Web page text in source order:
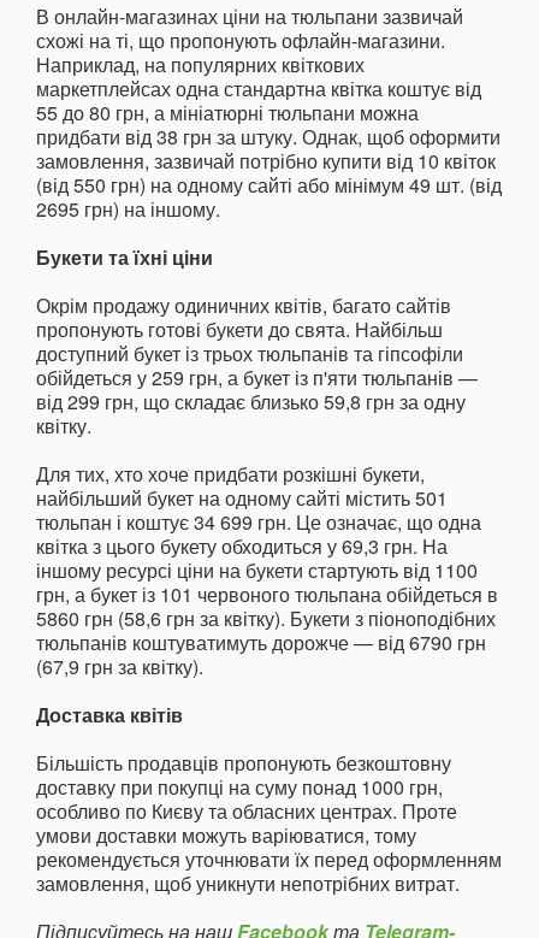
В онлайн-магазинах ціни на тюльпани зазвичай
схожі на ті, що пропонують офлайн-магазини.
Наприклад, на популярних квіткових
маркетплейсах одна стандартна квітка коштує від
55 до 80 грн, а мініатюрні тюльпани можна
придбати від 38 грн за штуку. Однак, щоб оформити
замовлення, зазвичай потрібно купити від 10 квіток
(від 550 грн) на одному сайті або мінімум 49 шт. (від
2695 грн) на іншому.
Букети та їхні ціни
Окрім продажу одиничних квітів, багато сайтів
пропонують готові букети до свята. Найбільш
доступний букет із трьох тюльпанів та гіпсофіли
обійдеться у 259 грн, а букет із п'яти тюльпанів —
від 299 грн, що складає близько 59,8 грн за одну
квітку.
Для тих, хто хоче придбати розкішні букети,
найбільший букет на одному сайті містить 501
тюльпан і коштує 34 699 грн. Це означає, що одна
квітка з цього букету обходиться у 69,3 грн. На
іншому ресурсі ціни на букети стартують від 1100
грн, а букет із 101 червоного тюльпана обійдеться в
5860 грн (58,6 грн за квітку). Букети з піоноподібних
тюльпанів коштуватимуть дорожче — від 6790 грн
(67,9 грн за квітку).
Доставка квітів
Більшість продавців пропонують безкоштовну
доставку при покупці на суму понад 1000 грн,
особливо по Києву та обласних центрах. Проте
умови доставки можуть варіюватися, тому
рекомендується уточнювати їх перед оформленням
замовлення, щоб уникнути непотрібних витрат.
Підписуйтесь на нашFacebookта Telegram-